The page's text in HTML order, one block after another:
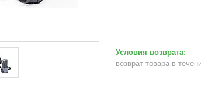
возврат товара в